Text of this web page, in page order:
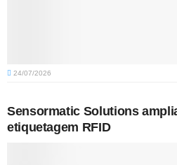
24/07/2026
Sensormatic Solutions
etiquetagem RFID